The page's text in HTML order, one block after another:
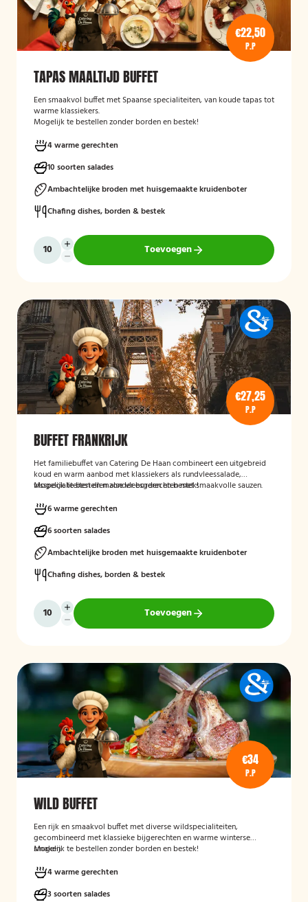
€22,50
P.P
TAPAS MAALTIJD BUFFET
Een smaakvol buffet met Spaanse specialiteiten, van koude tapas tot
warme klassiekers.
Mogelijk te bestellen zonder borden en bestek!
4 warme gerechten
10 soorten salades
Ambachtelijke broden met huisgemaakte kruidenboter
Chafing dishes, borden & bestek
Toevoegen
€27,25
P.P
BUFFET FRANKRIJK
Het familiebuffet van Catering De Haan combineert een uitgebreid
koud en warm aanbod met klassiekers als rundvleessalade,
visspecialiteiten en malse vleesgerechten met smaakvolle sauzen.
zoals crème brûlée met vanille-ijs.
Mogelijk te bestellen zonder borden en bestek!
6 warme gerechten
6 soorten salades
Ambachtelijke broden met huisgemaakte kruidenboter
Chafing dishes, borden & bestek
Toevoegen
€34
P.P
WILD BUFFET
Een rijk en smaakvol buffet met diverse wildspecialiteiten,
gecombineerd met klassieke bijgerechten en warme winterse
smaken.
Mogelijk te bestellen zonder borden en bestek!
4 warme gerechten
3 soorten salades